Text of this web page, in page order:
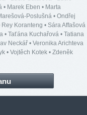
• Marek Eben • Marta
Poslušná • Ondřej
Rey Koranteng • Sára Affašová
• Taťána Kuchařová • Tatiana
Neckář • Veronika Arichteva
• Vojtěch Kotek • Zdeněk